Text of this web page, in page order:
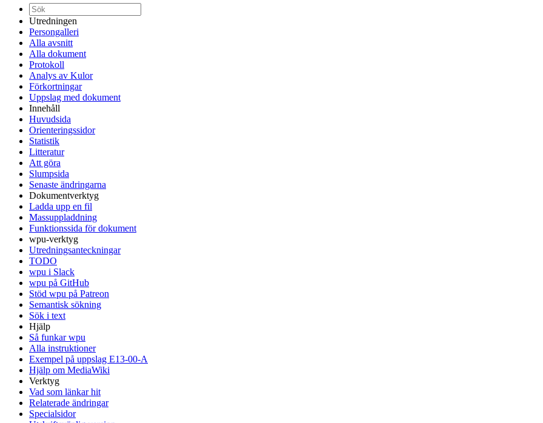
Utredningen
Persongalleri
Alla avsnitt
Alla dokument
Protokoll
Analys av Kulor
Förkortningar
Uppslag med dokument
Innehåll
Huvudsida
Orienteringssidor
Statistik
Litteratur
Att göra
Slumpsida
Senaste ändringarna
Dokumentverktyg
Ladda upp en fil
Massuppladdning
Funktionssida för dokument
wpu-verktyg
Utredningsanteckningar
TODO
wpu i Slack
wpu på GitHub
Stöd wpu på Patreon
Semantisk sökning
Sök i text
Hjälp
Så funkar wpu
Alla instruktioner
Exempel på uppslag E13-00-A
Hjälp om MediaWiki
Verktyg
Vad som länkar hit
Relaterade ändringar
Specialsidor